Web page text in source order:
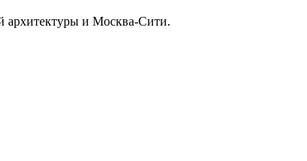
архитектуры и Москва-Сити.